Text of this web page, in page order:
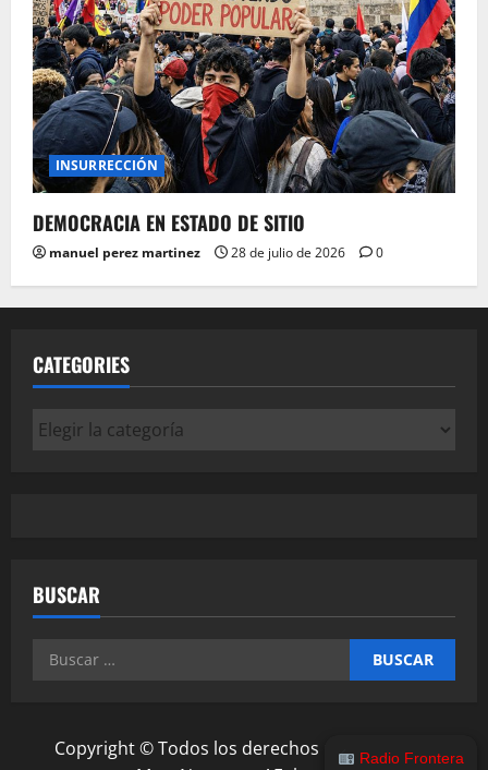
Radio Frontera
INSURRECCIÓN
DEMOCRACIA EN ESTADO DE SITIO
manuel perez martinez 28 de julio de 2026 0
CATEGORIES
Categories
BUSCAR
Buscar:
Copyright © Todos los derechos reservados.